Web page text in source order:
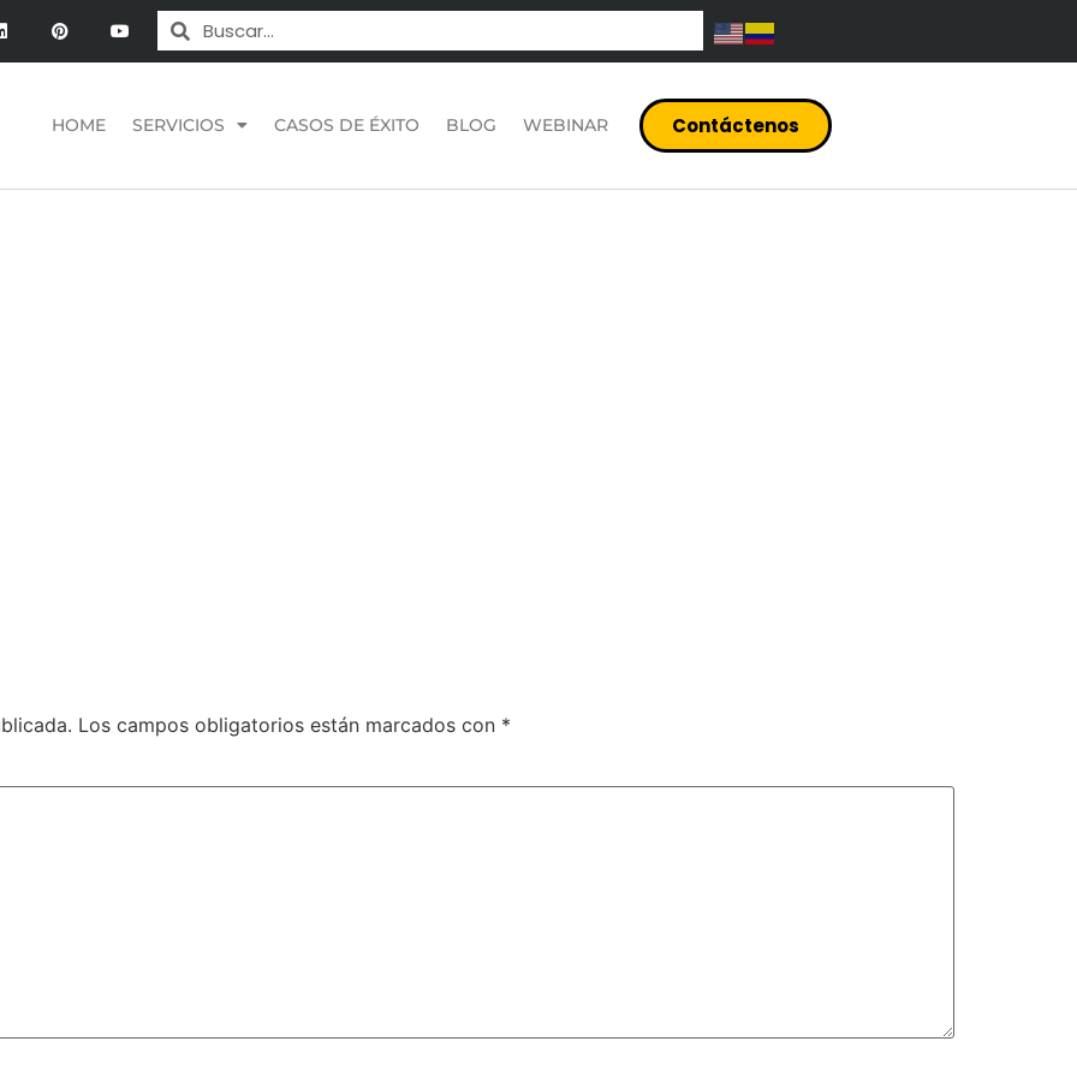
HOME SERVICIOS CASOS DE ÉXITO BLOG WEBINAR Contáctenos
Los campos obligatorios están marcados con *